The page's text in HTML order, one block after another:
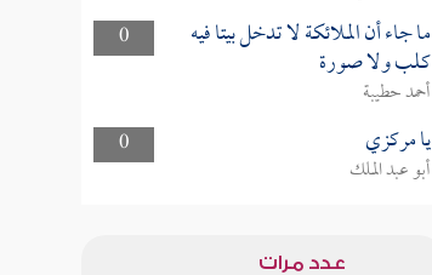
0
ما جاء أن الملائكة لا تدخل بيتا فيه
كلب ولا صورة
أحمد حطيبة
0
يا مركزي
أبو عبد الملك
عدد مرات